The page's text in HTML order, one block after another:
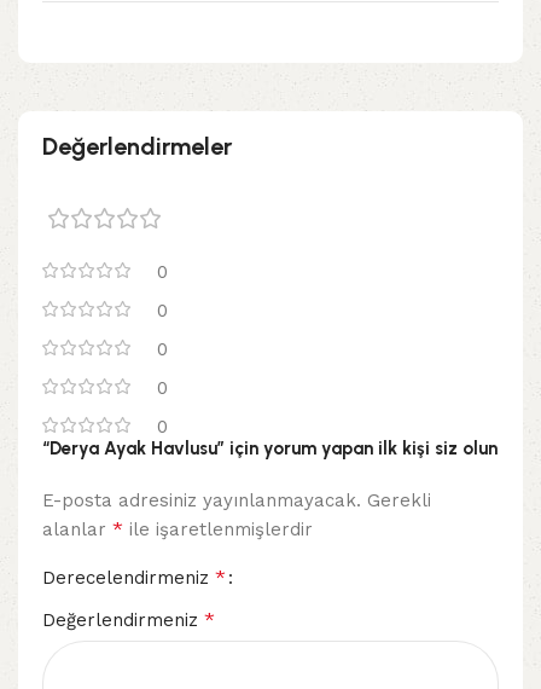
Değerlendirmeler
0
0
0
0
0
“Derya Ayak Havlusu” için yorum yapan ilk kişi siz olun
E-posta adresiniz yayınlanmayacak. Gerekli
alanlar * ile işaretlenmişlerdir
Derecelendirmeniz *
Değerlendirmeniz *